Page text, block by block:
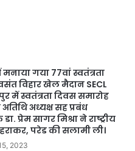
मनाया गया 77वां स्वतंत्रता
विहार खेल मैदान SECL
में स्वतंत्रता दिवस समारोह
अध्यक्ष सह प्रबंध
प्रेम सागर मिश्रा ने राष्ट्रीय
परेड की सलामी ली।
2023